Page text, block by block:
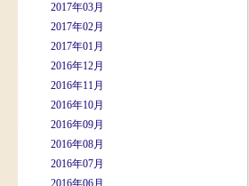
2017年03月
2017年02月
2017年01月
2016年12月
2016年11月
2016年10月
2016年09月
2016年08月
2016年07月
2016年06月